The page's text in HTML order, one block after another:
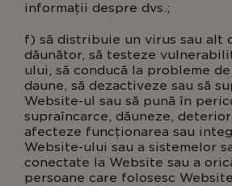
informații despre dvs.;
f) să distribuie un virus sau alt
dăunător, să testeze
ului, să conducă la probleme
daune, să dezactiveze sau să
Website-ul sau să pună în
supraîncarce, dăuneze,
afecteze funcționarea sau
Website-ului sau a sistemelor
conectate la Website sau a
persoane care folosesc